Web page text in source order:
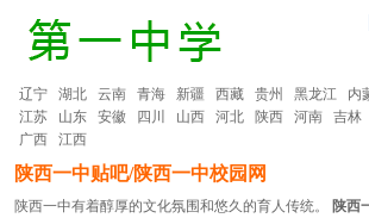
辽宁 湖北 云南 青海 新疆 西藏 贵州 黑龙江 内
江苏
山东 安徽 四川 山西 河北 陕西 河南 吉林
广西
江西
陕西一中贴吧/陕西一中校园网
陕西一中有着醇厚的文化氛围和悠久的育人传统。 陕西